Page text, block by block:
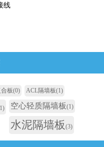
线
板(0) ACL隔墙板(1)
空心轻质隔墙板(1)
水泥隔墙板 (3)